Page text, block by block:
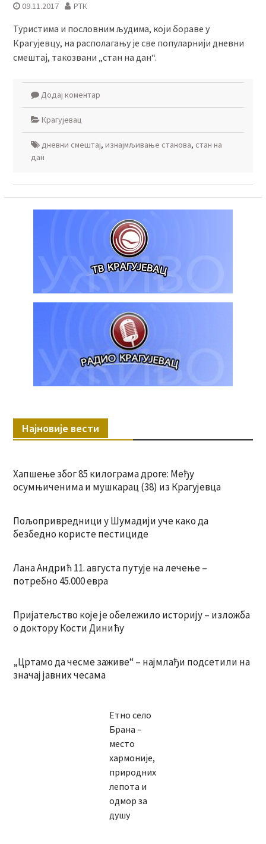
09.11.2017 РТК
Туристима и пословним људима, који бораве у
Крагујевцу, на располагању је све популарнији дневни
смештај, такозвани „стан на дан“.
Додај коментар
Крагујевац
дневни смештај, изнајмљивање станова, стан на
дан
Најновије вести
Хапшење због 85 килограма дроге: Међу
осумњиченима и мушкарац (38) из Крагујевца
Пољопривредници у Шумадији уче како да
безбедно користе пестициде
Лана Андрић 11. августа путује на лечење –
потребно 45.000 евра
Пријатељство које је обележило историју – изложба
о доктору Кости Динићу
„Цртамо да чесме заживе“ – најмлађи подсетили на
значај јавних чесама
Етно село
Брана –
место
хармоније,
природних
лепота и
одмор за
душу